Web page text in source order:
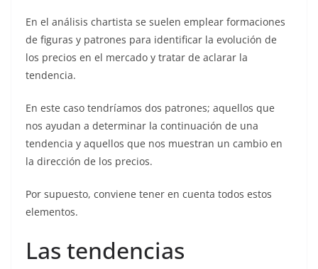
En el análisis chartista se suelen emplear formaciones
de figuras y patrones para identificar la evolución de
los precios en el mercado y tratar de aclarar la
tendencia.
En este caso tendríamos dos patrones; aquellos que
nos ayudan a determinar la continuación de una
tendencia y aquellos que nos muestran un cambio en
la dirección de los precios.
Por supuesto, conviene tener en cuenta todos estos
elementos.
Las tendencias